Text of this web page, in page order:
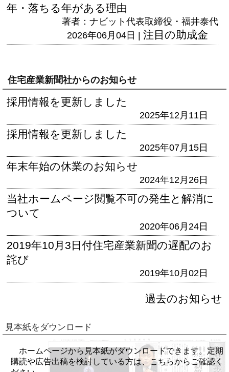
年・落ちる年がある理由
著者：ナビット代表取締役・福井泰代
2026年06月04日 | 注目の助成金
住宅産業新聞社からのお知らせ
採用情報を更新しました
2025年12月11日
採用情報を更新しました
2025年07月15日
年末年始の休業のお知らせ
2024年12月26日
当社ホームページ閲覧不可の発生と解消に
ついて
2020年06月24日
2019年10月3日付住宅産業新聞の遅配のお
詫び
2019年10月02日
過去のお知らせ
見本紙をダウンロード
ホームページから見本紙がダウンロードできます。定期
購読や広告出稿を検討している方は、こちらからご確認く